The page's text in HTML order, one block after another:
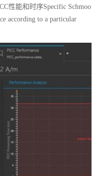
性能和时序Specific Schmoo
according to a particular